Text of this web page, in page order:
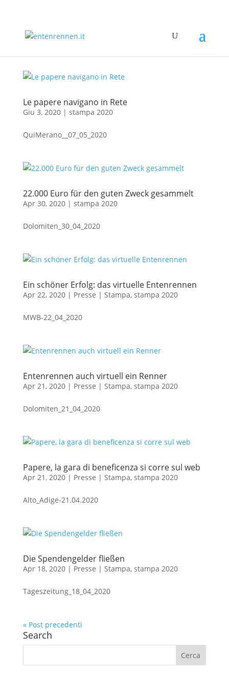
Le papere navigano in Rete
Giu 3, 2020| stampa 2020
QuiMerano__07_05_2020
22.000 Euro für den guten Zweck gesammelt
Apr 30, 2020| stampa 2020
Dolomiten_30_04_2020
Ein schöner Erfolg: das virtuelle Entenrennen
Apr 22, 2020| Presse | Stampa, stampa 2020
MWB-22_04_2020
Entenrennen auch virtuell ein Renner
Apr 21, 2020| Presse | Stampa, stampa 2020
Dolomiten_21_04_2020
Papere, la gara di beneficenza si corre sul web
Apr 21, 2020| Presse | Stampa, stampa 2020
Alto_Adige-21.04.2020
Die Spendengelder fließen
Apr 18, 2020| Presse | Stampa, stampa 2020
Tageszeitung_18_04_2020
« Post precedenti
Search